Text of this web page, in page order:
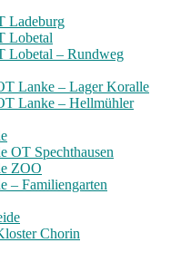
Ladeburg
Lobetal
Lobetal – Rundweg
Lanke – Lager Koralle
Lanke – Hellmühler
OT Spechthausen
ZOO
– Familiengarten
Chorin